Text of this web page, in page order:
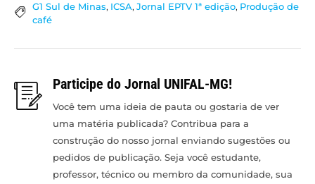
G1 Sul de Minas, ICSA, Jornal EPTV 1ª edição, Produção de
café
Participe do Jornal UNIFAL-MG!
Você tem uma ideia de pauta ou gostaria de ver
uma matéria publicada? Contribua para a
construção do nosso jornal enviando sugestões ou
pedidos de publicação. Seja você estudante,
professor, técnico ou membro da comunidade, sua